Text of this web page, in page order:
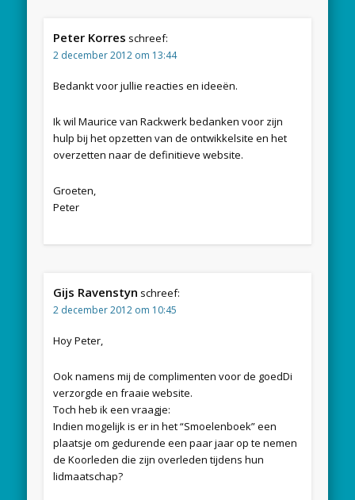
Peter Korres schreef:
2 december 2012 om 13:44
Bedankt voor jullie reacties en ideeën.
Ik wil Maurice van Rackwerk bedanken voor zijn
hulp bij het opzetten van de ontwikkelsite en het
overzetten naar de definitieve website.
Groeten,
Peter
Gijs Ravenstyn schreef:
2 december 2012 om 10:45
Hoy Peter,
Ook namens mij de complimenten voor de goedDi
verzorgde en fraaie website.
Toch heb ik een vraagje:
Indien mogelijk is er in het “Smoelenboek” een
plaatsje om gedurende een paar jaar op te nemen
de Koorleden die zijn overleden tijdens hun
lidmaatschap?